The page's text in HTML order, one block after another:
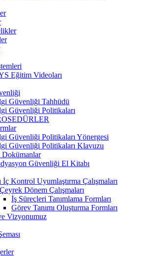
Eğitim Videoları
Güvenliği Tahhüdü
Güvenliği Politikaları
Güvenliği Politikaları Yönergesi
Güvenliği Politikaları Klavuzu
Dokümanlar
Güvenliği El Kitabı
İç Kontrol Uyumlaştırma Çalışmaları
Dönem Çalışmaları
İş Süreçleri Tanımlama Formları
Görev Tanımı Oluşturma Formları
Vizyonumuz